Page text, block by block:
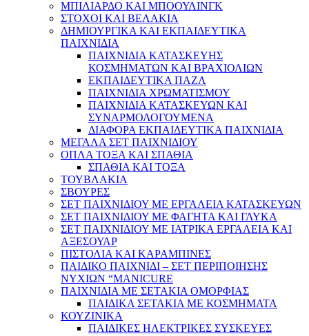
ΜΠΙΛΙΑΡΔΟ ΚΑΙ ΜΠΟΟΥΛΙΝΓΚ
ΣΤΟΧΟΙ ΚΑΙ ΒΕΛΑΚΙΑ
ΔΗΜΙΟΥΡΓΙΚΑ ΚΑΙ ΕΚΠΑΙΔΕΥΤΙΚΑ
ΠΑΙΧΝΙΔΙΑ
ΠΑΙΧΝΙΔΙΑ ΚΑΤΑΣΚΕΥΗΣ
ΚΟΣΜΗΜΑΤΩΝ ΚΑΙ ΒΡΑΧΙΟΛΙΩΝ
ΕΚΠΑΙΔΕΥΤΙΚΑ ΠΑΖΛ
ΠΑΙΧΝΙΔΙΑ ΧΡΩΜΑΤΙΣΜΟΥ
ΠΑΙΧΝΙΔΙΑ ΚΑΤΑΣΚΕΥΩΝ ΚΑΙ
ΣΥΝΑΡΜΟΛΟΓΟΥΜΕΝΑ
ΔΙΑΦΟΡΑ ΕΚΠΑΙΔΕΥΤΙΚΑ ΠΑΙΧΝΙΔΙΑ
ΜΕΓΑΛΑ ΣΕΤ ΠΑΙΧΝΙΔΙΟΥ
ΟΠΛΑ ΤΟΞΑ ΚΑΙ ΣΠΑΘΙΑ
ΣΠΑΘΙΑ ΚΑΙ ΤΟΞΑ
ΤΟΥΒΛΑΚΙΑ
ΣΒΟΥΡΕΣ
ΣΕΤ ΠΑΙΧΝΙΔΙΟΥ ΜΕ ΕΡΓΑΛΕΙΑ ΚΑΤΑΣΚΕΥΩΝ
ΣΕΤ ΠΑΙΧΝΙΔΙΟΥ ΜΕ ΦΑΓΗΤΑ ΚΑΙ ΓΛΥΚΑ
ΣΕΤ ΠΑΙΧΝΙΔΙΟΥ ΜΕ ΙΑΤΡΙΚΑ ΕΡΓΑΛΕΙΑ ΚΑΙ
ΑΞΕΣΟΥΑΡ
ΠΙΣΤΟΛΙΑ ΚΑΙ ΚΑΡΑΜΠΙΝΕΣ
ΠΑΙΔΙΚΟ ΠΑΙΧΝΙΔΙ – ΣΕΤ ΠΕΡΙΠΟΙΗΣΗΣ
ΝΥΧΙΩΝ “MANICURE
ΠΑΙΧΝΙΔΙΑ ΜΕ ΣΕΤΑΚΙΑ ΟΜΟΡΦΙΑΣ
ΠΑΙΔΙΚΑ ΣΕΤΑΚΙΑ ΜΕ ΚΟΣΜΗΜΑΤΑ
ΚΟΥΖΙΝΙΚΑ
ΠΑΙΔΙΚΕΣ ΗΛΕΚΤΡΙΚΕΣ ΣΥΣΚΕΥΕΣ